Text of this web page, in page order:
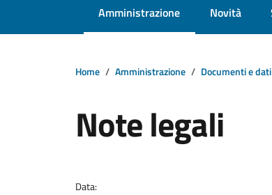
Amministrazione Novità
Home Amministrazione Documenti e dati
Note legali
Data: